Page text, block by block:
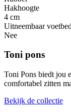
Hakhoogte
4 cm
Uitneembaar voetbed
Nee
Toni pons
Toni Pons biedt jou
comfortabel zitten
Bekijk de collectie